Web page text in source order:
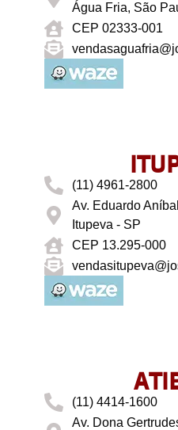
Água Fria, São
CEP 02333-001
(11) 4961-2800
Av. Eduardo
Itupeva - SP
CEP 13.295-000
(11) 4414-1600
Av. Dona